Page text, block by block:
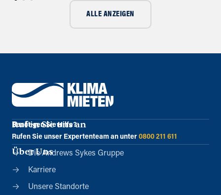
ALLE ANZEIGEN
Rufen Sie uns an
Benötigen Sie Hilfe?
Rufen Sie unser Expertenteam an unter 0800 211 611
Über Uns
Die Andrews Sykes Gruppe
Karriere
Unsere Standorte